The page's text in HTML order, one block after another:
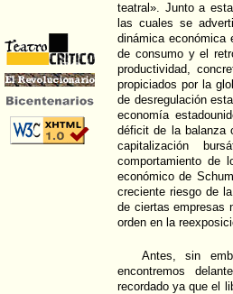
teatral». Junto a
las cuales se
dinámica económica
de consumo y el
productividad,
propiciados por la
de desregulación
economía
déficit de la balanza
capitalización
comportamiento de
económico de
creciente riesgo de
de ciertas empresas
orden en la
Antes, sin
encontremos
recordado ya que el